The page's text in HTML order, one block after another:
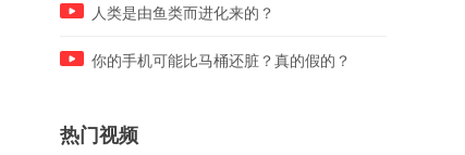
人类是由鱼类而进化来的？
你的手机可能比马桶还脏？真的假的？
热门视频